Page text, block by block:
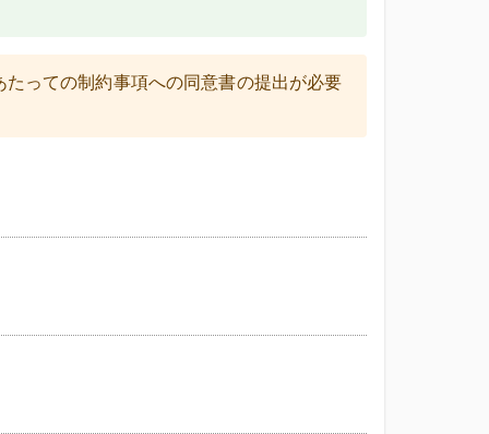
っての制約事項への同意書の提出が必要